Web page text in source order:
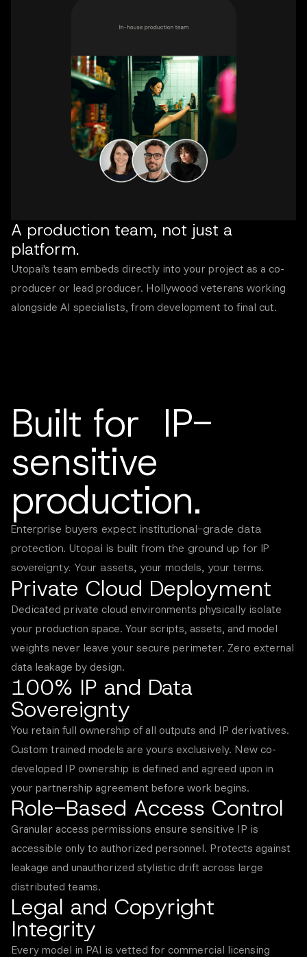
A production team, not just a
platform.
Utopai's team embeds directly into your project as a co-
producer or lead producer. Hollywood veterans working
alongside AI specialists, from development to final cut.
Built for IP-
sensitive
production.
Enterprise buyers expect institutional-grade data
protection. Utopai is built from the ground up for IP
sovereignty. Your assets, your models, your terms.
Private Cloud Deployment
Dedicated private cloud environments physically isolate
your production space. Your scripts, assets, and model
weights never leave your secure perimeter. Zero external
data leakage by design.
100% IP and Data
Sovereignty
You retain full ownership of all outputs and IP derivatives.
Custom trained models are yours exclusively. New co-
developed IP ownership is defined and agreed upon in
your partnership agreement before work begins.
Role-Based Access Control
Granular access permissions ensure sensitive IP is
accessible only to authorized personnel. Protects against
leakage and unauthorized stylistic drift across large
distributed teams.
Legal and Copyright
Integrity
Every model in PAI is vetted for commercial licensing